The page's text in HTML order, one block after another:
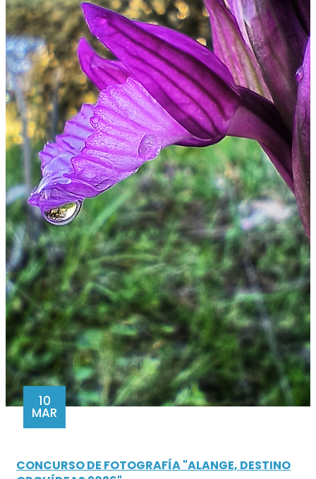
10
MAR
CONCURSO DE FOTOGRAFÍA "ALANGE, DESTINO